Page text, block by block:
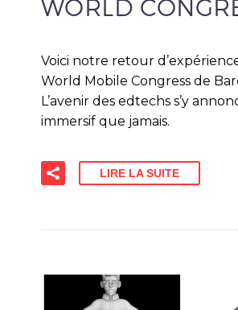
WORLD
Voici notre retour
World Mobile Congress de
L’avenir des edtechs s’y
immersif que jamais.
LIRE LA SUITE